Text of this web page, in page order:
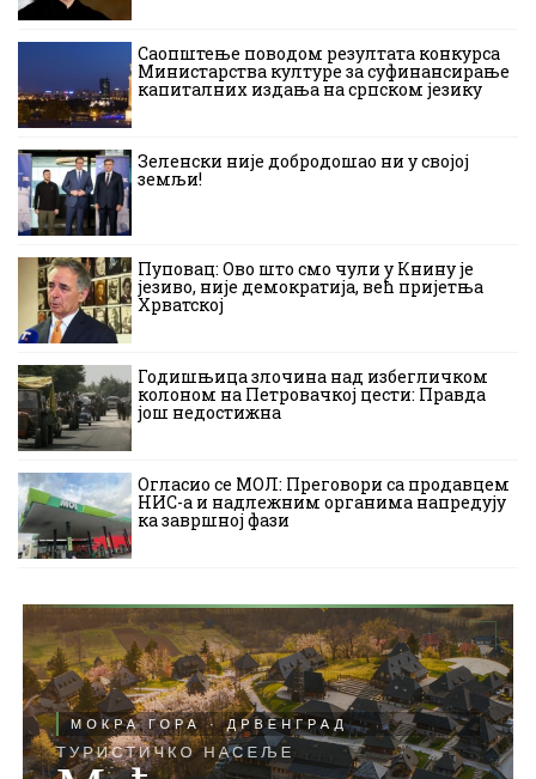
Саопштење поводом резултата конкурса
Министарства културе за суфинансирање
капиталних издања на српском језику
Зеленски није добродошао ни у својој
земљи!
Пуповац: Ово што смо чули у Книну је
језиво, није демократија, већ пријетња
Хрватској
Годишњица злочина над избегличком
колоном на Петровачкој цести: Правда
још недостижна
Огласио се МОЛ: Преговори са продавцем
НИС-а и надлежним органима напредују
ка завршној фази